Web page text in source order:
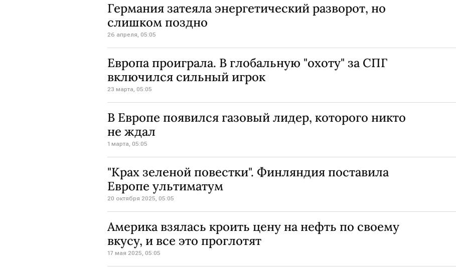
Германия затеяла энергетический разворот, но
слишком поздно
26 апреля, 05:05
Европа проиграла. В глобальную "охоту" за СПГ
включился сильный игрок
23 марта, 05:05
В Европе появился газовый лидер, которого никто
не ждал
1 марта, 05:05
"Крах зеленой повестки". Финляндия поставила
Европе ультиматум
20 октября 2025, 05:05
Америка взялась кроить цену на нефть по своему
вкусу, и все это проглотят
17 мая 2025, 05:05